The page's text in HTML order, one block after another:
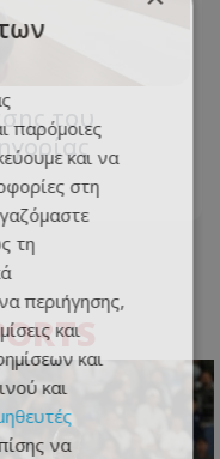
του
παρόμοιες
και να
στη
τη
περιήγησης,
και
και
και
να